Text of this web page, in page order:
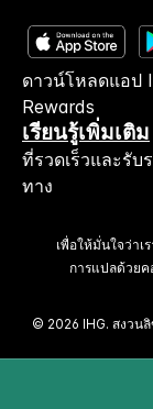
ดาวน์โหลดแอป
Rewards
เรียนรู้เพิ่มเติม
ที่รวดเร็วและรับ
ทาง
เพื่อให้มั่นใจว่า
การแปลด้วย
© 2026 IHG. สงวน